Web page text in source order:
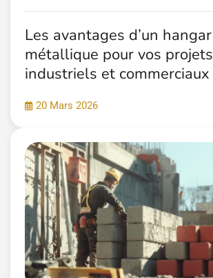
Les avantages d’un hangar
métallique pour vos projets
industriels et commerciaux
20 Mars 2026